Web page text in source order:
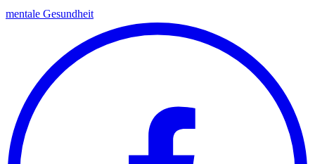
mentale Gesundheit